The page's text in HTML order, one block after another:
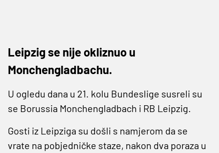
Leipzig se nije okliznuo u
Monchengladbachu.
U ogledu dana u 21. kolu Bundeslige susreli su
se Borussia Monchengladbach i RB Leipzig.
Gosti iz Leipziga su došli s namjerom da se
vrate na pobjedničke staze, nakon dva poraza u